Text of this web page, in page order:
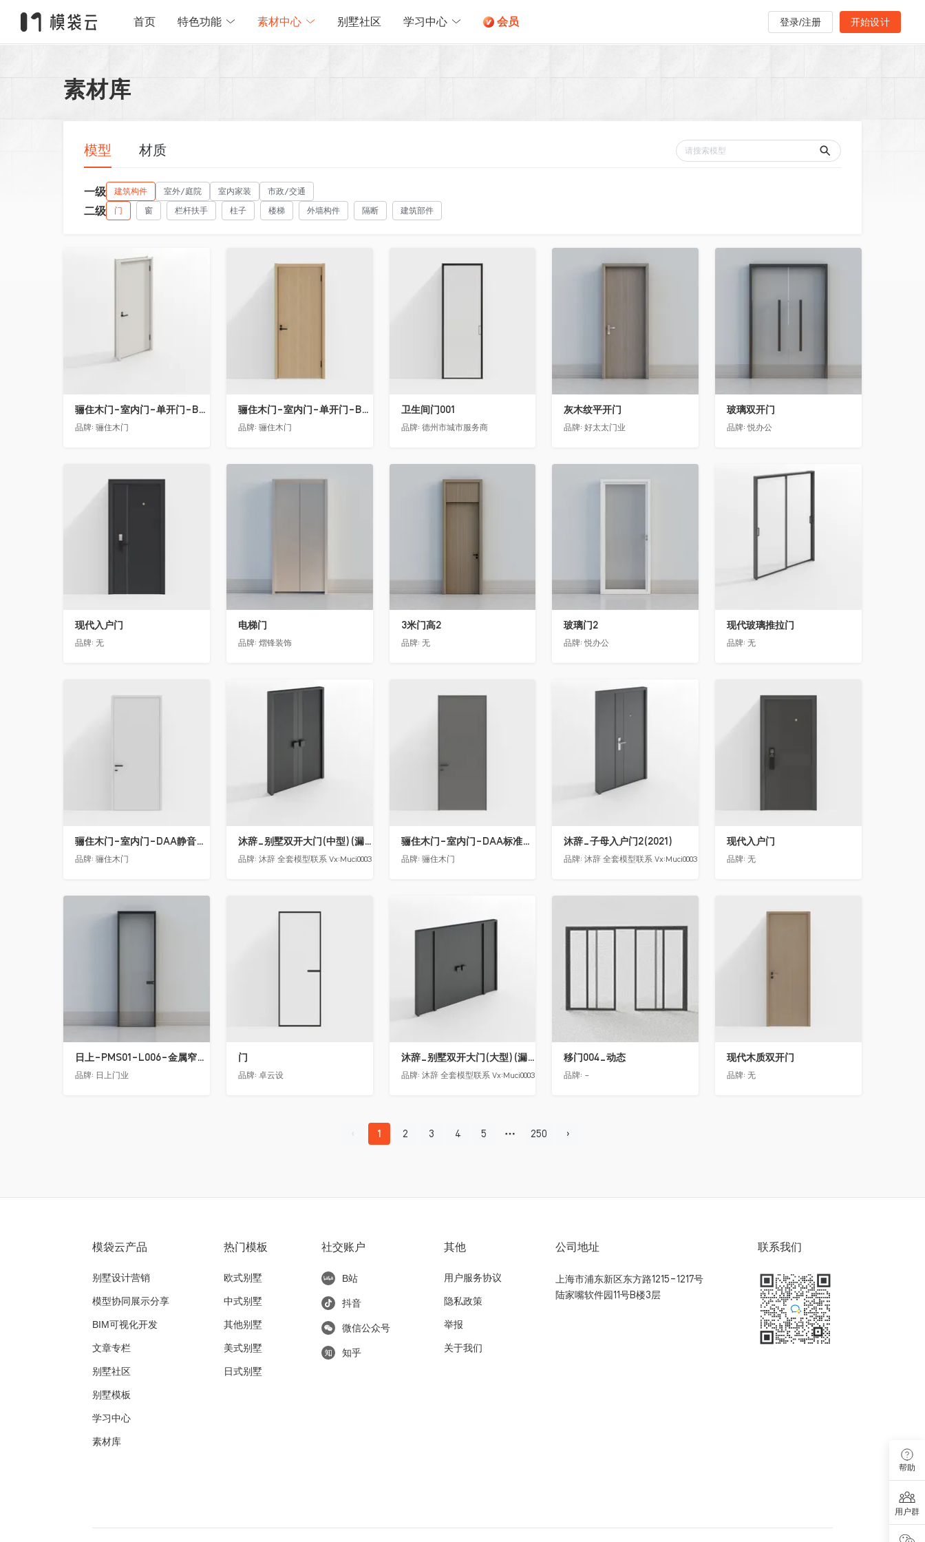
首页 特色功能 素材中心 别墅社区 学习中心 会员 登录/注册 开始设计
素材库
模型 材质
一级 建筑构件 室外/庭院 室内家装 市政/交通
二级 门 窗 栏杆扶手 柱子 楼梯 外墙构件 隔断 建筑部件
骊住木门-室内门-单开门-BFA-EF浅灰色
品牌: 骊住木门
收藏
骊住木门-室内门-单开门-BFA-PP麦芽黄色
品牌: 骊住木门
卫生间门001
品牌: 德州市城市服务商
收藏
灰木纹平开门
品牌:好太太门业
收藏
玻璃双开门
品牌:悦办公
收藏
现代入户门
品牌: 无
收藏
电梯门
品牌: 熠锋装饰
收藏
3米门高2
品牌: 无
收藏
玻璃门2
品牌:悦办公
收藏
现代玻璃推拉门
品牌:无
骊住木门-室内门-DAA静音门-YY漆白色-方形把手
品牌: 骊住木门
沐辞_别墅双开大门(中型)(漏光加厚度)
品牌: 沐辞 全套模型联系 Vx:Muci0003
骊住木门-室内门-DAA标准门-方形把手-2350-灰色
品牌: 骊住木门
沐辞_子母入户门2(2021)
品牌:沐辞 全套模型联系 Vx:Muci0003
收藏
现代入户门
品牌:无
收藏
日上-PMS01-L006-金属窄边玻璃门
品牌: 日上门业
门
品牌: 卓云设
沐辞_别墅双开大门(大型)(漏光加厚度)
品牌: 沐辞 全套模型联系 Vx:Muci0003
移门004_动态
品牌: -
现代木质双开门
品牌:无
1 2 3 4 5 250
模袋云产品
别墅设计营销
模型协同展示分享
BIM可视化开发
文章专栏
别墅社区
别墅模板
学习中心
素材库
热门模板
欧式别墅
中式别墅
其他别墅
美式别墅
日式别墅
社交账户
B站
抖音
微信公众号
知乎
其他
用户服务协议
隐私政策
举报
关于我们
公司地址
上海市浦东新区东方路1215-1217号
陆家嘴软件园11号B楼3层
联系我们
帮助
用户群